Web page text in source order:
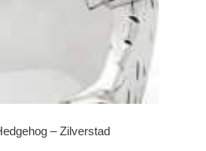
– Zilverstad